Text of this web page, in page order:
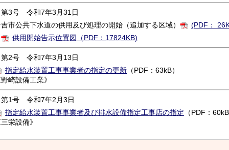
3号 令和7年3月31日
市公共下水道の供用及び処理の開始（追加する区域）
(PDF：
供用開始告示位置図（PDF：17824KB)
2号 令和7年3月13日
指定給水装置工事事業者の指定の更新 （PDF：63kB）
崎設備工業》
1号 令和7年2月3日
指定給水装置工事事業者及び排水設備指定工事店の指定 （PDF：60kB
栄設備》